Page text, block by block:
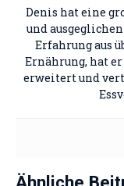
Denis hat eine
und
Erfahrung aus
Ernährung, hat
erweitert und